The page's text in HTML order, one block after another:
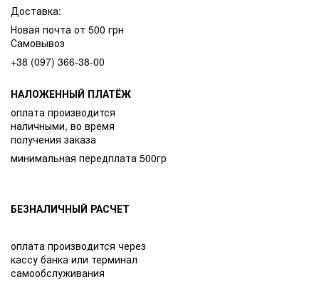
Доставка:
Новая почта от 500 грн
Самовывоз
+38 (097) 366-38-00
НАЛОЖЕННЫЙ ПЛАТЁЖ
оплата производится
наличными, во время
получения заказа
минимальная передплата 500гр
БЕЗНАЛИЧНЫЙ РАСЧЕТ
оплата производится через
кассу банка или терминал
самообслуживания